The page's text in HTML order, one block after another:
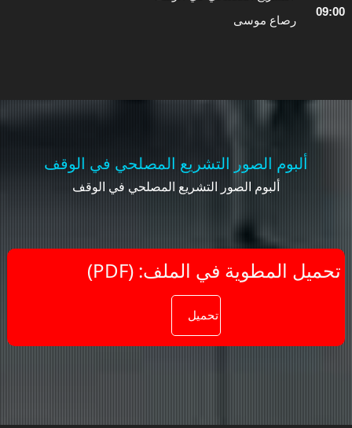
رصاع موسى
09:00
ألبوم الصور التشريع المصلحي في الوقف
ألبوم الصور التشريع المصلحي في الوقف
(PDF) :تحميل المطوية في الملف